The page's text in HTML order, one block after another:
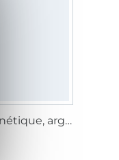
Fermoir magnétique, argent